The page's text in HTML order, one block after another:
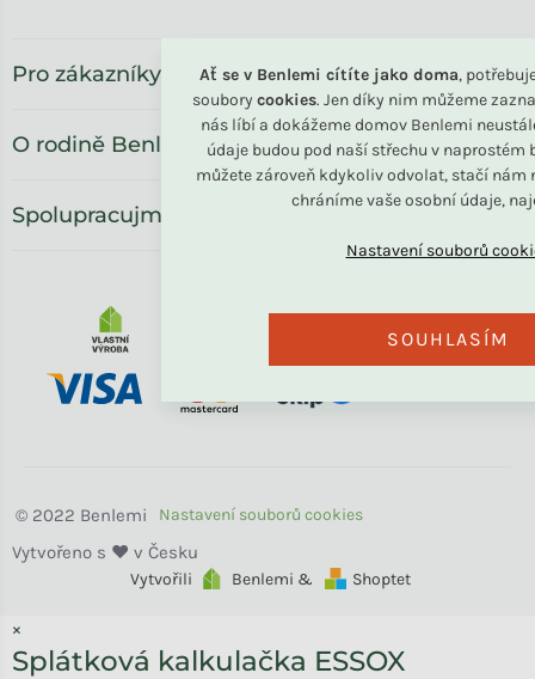
Ať se v Benlemi cítíte jako doma,
soubory cookies. Jen díky nim můžeme
nás líbí a dokážeme domov Benlemi
údaje budou pod naší střechu v naprostém
můžete zároveň kdykoliv odvolat, stačí nám
chráníme vaše osobní údaje,
SOUHLASÍM
Pro zákazníky
O rodině Benlemi
Spolupracujme
Vytvořili Benlemi & Shoptet
Benlemi
×
Splátková kalkulačka ESSOX